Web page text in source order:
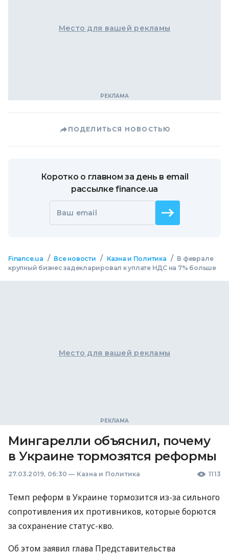
Место для вашей рекламы
ПОДЕЛИТЬСЯ НОВОСТЬЮ
Коротко о главном за день в email
рассылке finance.ua
Ваш email
Finance.ua / Все новости / Казна и Политика / В феврале
крупный бизнес задекларировал к уплате НДС на 7% больше
Место для вашей рекламы
Мингарелли объяснил, почему
в Украине тормозятся реформы
27.03.2019, 06:30 — Казна и Политика 1113
Темп реформ в Украине тормозится из-за сильного
сопротивления их противников, которые борются
за сохранение статус-кво.
Об этом заявил глава Представительства